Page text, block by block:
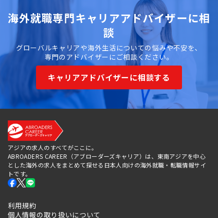
海外就職専門キャリアアドバイザーに相
談
グローバルキャリアや海外生活についての悩みや不安を、
専門のアドバイザーにご相談ください。
キャリアアドバイザーに相談する
アジアの求人のすべてがここに。
ABROADERS CAREER（アブローダーズキャリア）は、東南アジアを中心
とした海外の求人をまとめて探せる日本人向けの海外就職・転職情報サイ
トです。
利用規約
個人情報の取り扱いについて